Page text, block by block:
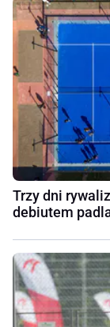
Trzy dni
debiutem